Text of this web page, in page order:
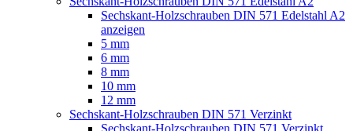
Sechskant-Holzschrauben DIN 571 Edelstahl A2
anzeigen
5 mm
6 mm
8 mm
10 mm
12 mm
Sechskant-Holzschrauben DIN 571 Verzinkt
Sechskant-Holzschrauben DIN 571 Verzinkt